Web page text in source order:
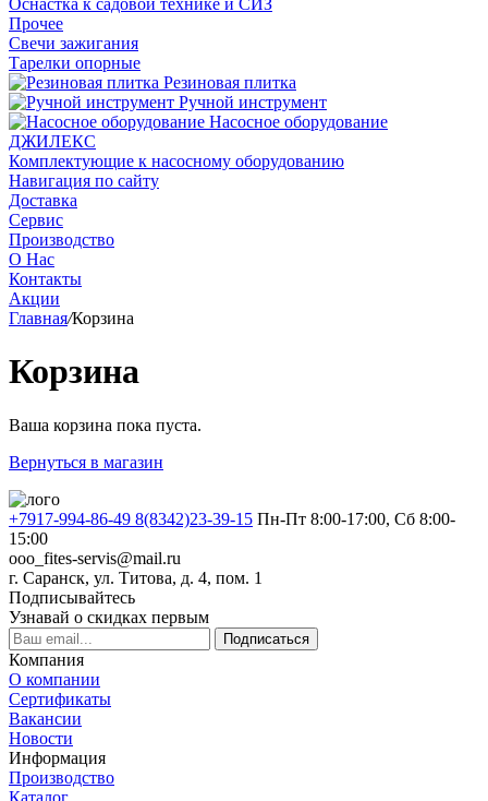
Оснастка к садовой технике и СИЗ
Прочее
Свечи зажигания
Тарелки опорные
Резиновая плитка
Ручной инструмент
Насосное оборудование
ДЖИЛЕКС
Комплектующие к насосному оборудованию
Навигация по сайту
Доставка
Сервис
Производство
О Нас
Контакты
Акции
Главная/Корзина
Корзина
Ваша корзина пока пуста.
Вернуться в магазин
+7917-994-86-49 8(8342)23-39-15 Пн-Пт 8:00-17:00, Сб 8:00-
15:00
ooo_fites-servis@mail.ru
г. Саранск, ул. Титова, д. 4, пом. 1
Подписывайтесь
Узнавай о скидках первым
Подписаться
Компания
О компании
Сертификаты
Вакансии
Новости
Информация
Производство
Каталог